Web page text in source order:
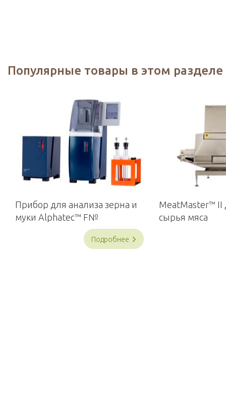
Популярные товары в этом разделе
Прибор для анализа зерна и
муки Alphatec™ F№
Подробнее
MeatMaster™ II
сырья мяса